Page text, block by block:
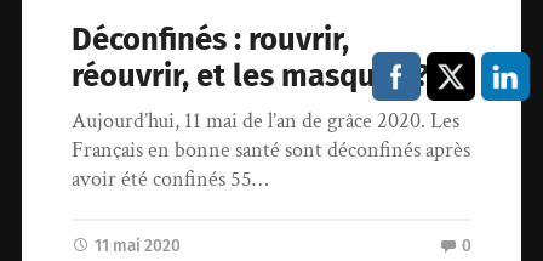
Déconfinés : rouvrir,
réouvrir, et les masques ?
Aujourd’hui, 11 mai de l’an de grâce 2020. Les
Français en bonne santé sont déconfinés après
avoir été confinés 55…
11 mai 2020 0